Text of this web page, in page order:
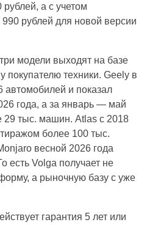
а с учетом
рублей для новой версии
модели выходят на базе
покупателю техники. Geely в
автомобилей и показал
года, а за январь — май
29 тыс. машин. Atlas с 2018
более 100 тыс.
весной 2026 года
есть Volga получает не
а рыночную базу с уже
гарантия 5 лет или